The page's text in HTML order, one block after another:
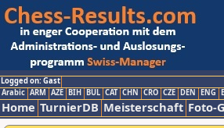
Logged on: Gast
Arabic ARM AZE BIH BUL CAT CHN CRO CZE DEN ENG
Home TurnierDB Meisterschaft Foto-